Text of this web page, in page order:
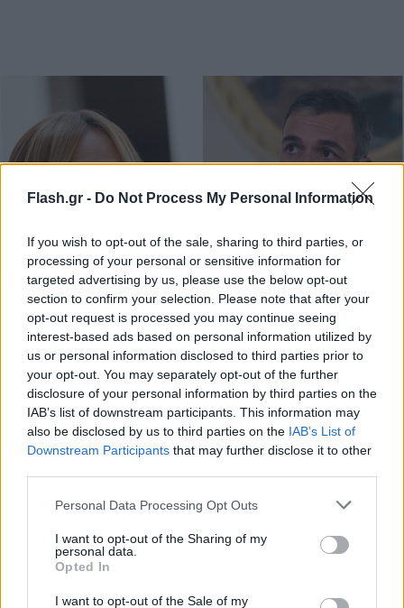
Flash.gr - Do Not Process My Personal Information
If you wish to opt-out of the sale, sharing to third parties, or
processing of your personal or sensitive information for
targeted advertising by us, please use the below opt-out
section to confirm your selection. Please note that after your
opt-out request is processed you may continue seeing
interest-based ads based on personal information utilized by
us or personal information disclosed to third parties prior to
your opt-out. You may separately opt-out of the further
disclosure of your personal information by third parties on the
IAB’s list of downstream participants. This information may
also be disclosed by us to third parties on the IAB’s List of
Downstream Participants that may further disclose it to other
Please note that this website/app uses one or more Google
not limited to your visit or usage behaviour. You may click to
grant or deny consent to Google and its third-party tags to
use your data for below specified purposes in below Google
consent section.
Personal Data Processing Opt Outs
I want to opt-out of the Sharing of my
personal data.
Opted In
I want to opt-out of the Sale of my
«Μετωπική» Ιταλίας-Ισπανίας για Σένγκεν: «Δεν
δεχόμαστε επιβολές από το εξωτερικό ή
τελεσίγραφα»
07.08.2026